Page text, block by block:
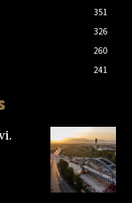
351
326
260
241